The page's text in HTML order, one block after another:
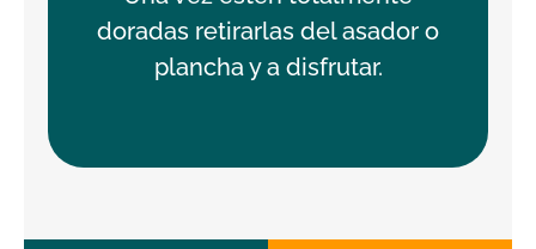
doradas retirarlas del asador o
plancha y a disfrutar.